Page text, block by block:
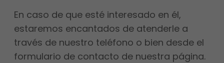
En caso de que esté interesado en él,
estaremos encantados de atenderle a
través de nuestro teléfono o bien desde el
formulario de contacto de nuestra página.